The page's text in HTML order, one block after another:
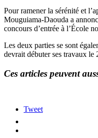
Pour ramener la sérénité et
Mouguiama-Daouda a
concours d’entrée à l’École
Les deux parties se sont
devrait débuter ses travaux le
Ces articles peuvent
Tweet